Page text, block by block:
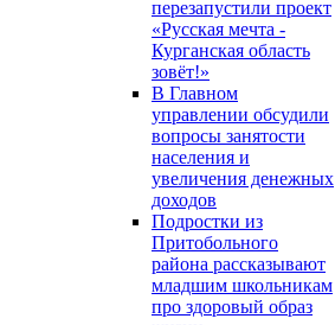
перезапустили проект
«Русская мечта -
Курганская область
зовёт!»
В Главном
управлении обсудили
вопросы занятости
населения и
увеличения денежных
доходов
Подростки из
Притобольного
района рассказывают
младшим школьникам
про здоровый образ